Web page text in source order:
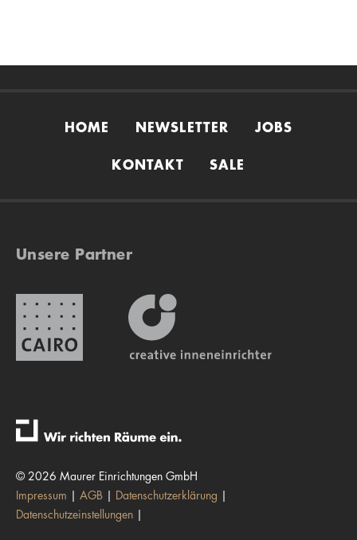
HOME NEWSLETTER JOBS
KONTAKT SALE
Unsere Partner
© 2026 Maurer Einrichtungen GmbH
Impressum
AGB
Datenschutzerklärung
Datenschutzeinstellungen